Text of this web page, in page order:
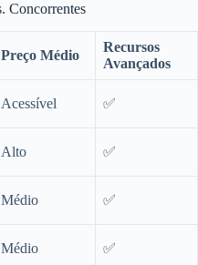
Concorrentes
Preço Médio
Recursos
Avançados
Acessível ✅
Alto ✅
Médio ✅
Médio ✅